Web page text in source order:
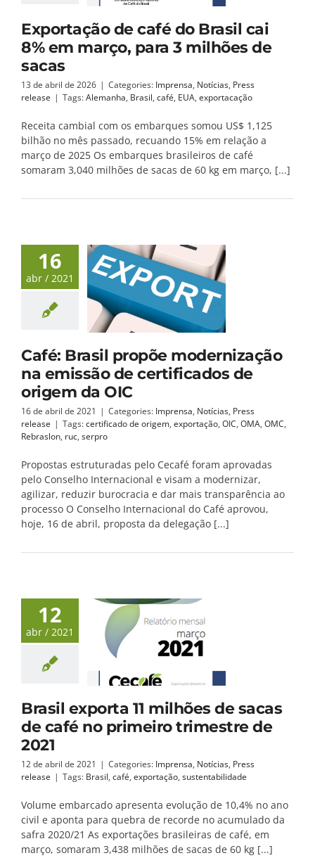
Exportação de café do Brasil cai
8% em março, para 3 milhões de
sacas
13 de abril de 2026 | Categories: Imprensa, Notícias, Press
release | Tags:Alemanha, Brasil, café, EUA, exportacação
Receita cambial com os embarques somou US$ 1,125
bilhão no mês passado, recuando 15% em relação a
março de 2025 Os embarques brasileiros de café
somaram 3,040 milhões de sacas de 60 kg em março, [...]
16
abr / 2021
Café: Brasil propõe modernização
na emissão de certificados de
origem da OIC
16 de abril de 2021 | Categories: Imprensa, Notícias, Press
release | Tags:certificado de origem, exportação, OIC, OMA, OMC,
Rebraslon, ruc, serpro
Propostas estruturadas pelo Cecafé foram aprovadas
pelo Conselho Internacional e visam a modernizar,
agilizar, reduzir burocracia e dar mais transparência ao
processo O Conselho Internacional do Café aprovou,
hoje, 16 de abril, proposta da delegação [...]
12
abr / 2021
Brasil exporta 11 milhões de sacas
de café no primeiro trimestre de
2021
12 de abril de 2021 | Categories: Imprensa, Notícias, Press
release | Tags: Brasil, café, exportação, sustentabilidade
Volume embarcado apresenta evolução de 10,4% no ano
civil e aponta para quebra de recorde no acumulado da
safra 2020/21 As exportações brasileiras de café, em
março, somaram 3,438 milhões de sacas de 60 kg [...]